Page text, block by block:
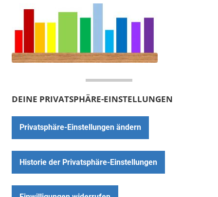
DEINE PRIVATSPHÄRE-EINSTELLUNGEN
Privatsphäre-Einstellungen ändern
Historie der Privatsphäre-Einstellungen